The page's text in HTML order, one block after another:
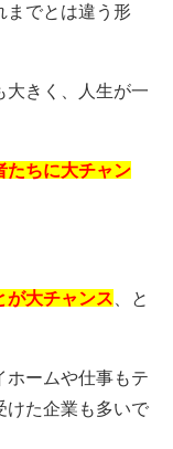
までとは違う形
大きく、人生が一
たちに大チャン
が大チャンス
、と
ホームや仕事もテ
けた企業も多いで